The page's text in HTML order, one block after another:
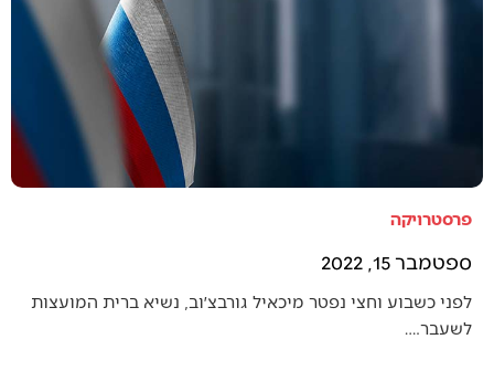
פרסטרויקה
ספטמבר 15, 2022
לפני כשבוע וחצי נפטר מיכאיל גורבצ׳וב, נשיא ברית המועצות
לשעבר.…